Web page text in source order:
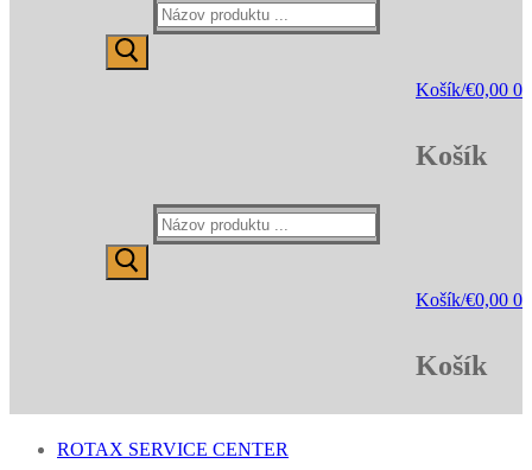
Hľadať:
Košík/€0,00 0
Košík
Hľadať:
Košík/€0,00 0
Košík
ROTAX SERVICE CENTER